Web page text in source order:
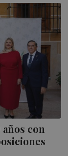
con